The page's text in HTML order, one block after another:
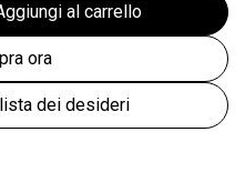
al carrello
ora
dei desideri